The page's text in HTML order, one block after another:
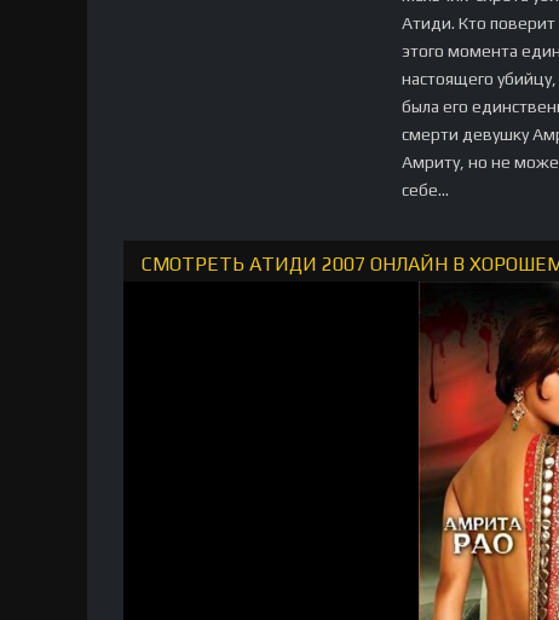
Атиди. Кто поверит
этого момента
настоящего
была его
смерти девушку
Амриту, но не
себе...
СМОТРЕТЬ АТИДИ 2007 ОНЛАЙН В